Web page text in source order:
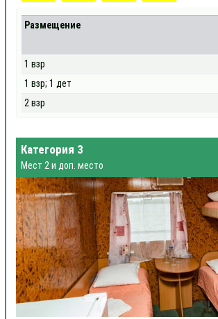
Размещение
1 взр
1 взр; 1 дет
2 взр
Категория 3
Мест 2 и доп. место